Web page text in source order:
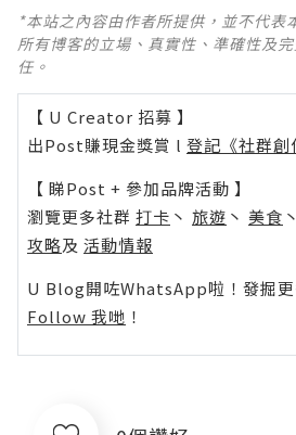
*本站之內容由作者所提供，並不代表
所有博客的立場、真實性、準確性及
任。
【 U Creator 招募 】
出Post賺現金獎賞 l 登記《社群創
【 睇Post + 參加品牌活動 】
瀏覽更多社群 打卡 丶 旅遊 丶 美食 丶
攻略及 活動情報
U Blog開咗WhatsApp啦！發掘更
Follow 我哋 ！